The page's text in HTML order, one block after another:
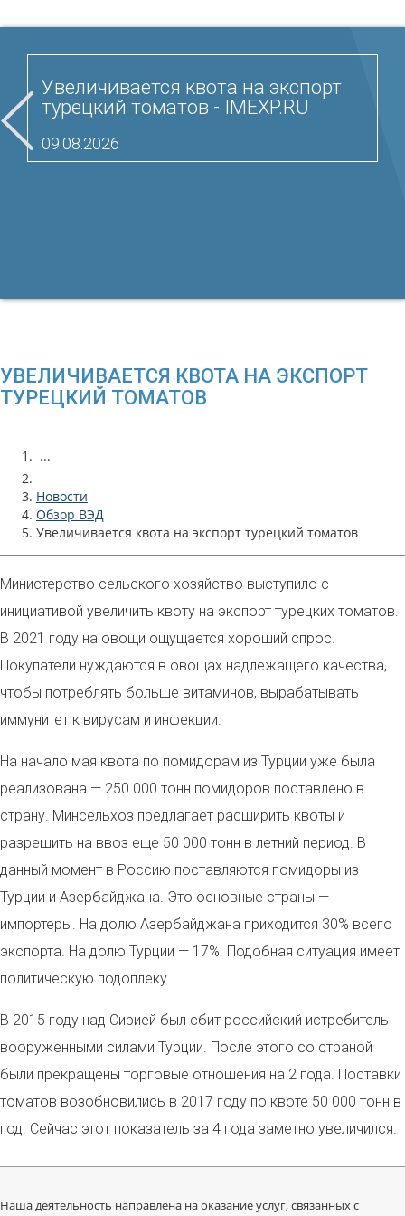
Увеличивается квота на экспорт
турецкий томатов - IMEXP.RU
09.08.2026
УВЕЛИЧИВАЕТСЯ КВОТА НА ЭКСПОРТ
ТУРЕЦКИЙ ТОМАТОВ
...
Новости
Обзор ВЭД
Увеличивается квота на экспорт турецкий томатов
Министерство сельского хозяйство выступило с
инициативой увеличить квоту на экспорт турецких томатов.
В 2021 году на овощи ощущается хороший спрос.
Покупатели нуждаются в овощах надлежащего качества,
чтобы потреблять больше витаминов, вырабатывать
иммунитет к вирусам и инфекции.
На начало мая квота по помидорам из Турции уже была
реализована — 250 000 тонн помидоров поставлено в
страну. Минсельхоз предлагает расширить квоты и
разрешить на ввоз еще 50 000 тонн в летний период. В
данный момент в Россию поставляются помидоры из
Турции и Азербайджана. Это основные страны —
импортеры. На долю Азербайджана приходится 30% всего
экспорта. На долю Турции — 17%. Подобная ситуация имеет
политическую подоплеку.
В 2015 году над Сирией был сбит российский истребитель
вооруженными силами Турции. После этого со страной
были прекращены торговые отношения на 2 года. Поставки
томатов возобновились в 2017 году по квоте 50 000 тонн в
год. Сейчас этот показатель за 4 года заметно увеличился.
Наша деятельность направлена на оказание услуг, связанных с